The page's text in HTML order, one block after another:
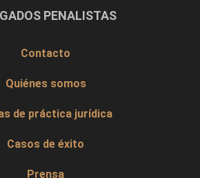
PENALISTAS
Contacto
Quiénes somos
de práctica jurídica
Casos de éxito
Prensa